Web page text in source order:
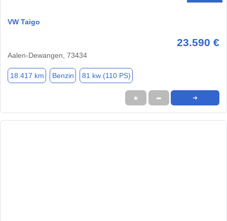
VW Taigo
23.590 €
Aalen-Dewangen, 73434
18.417 km Benzin 81 kw (110 PS)
★ ➦ ➜